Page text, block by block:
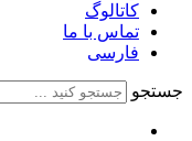
کاتالوگ
تماس با ما
فارسی
English
جستجو